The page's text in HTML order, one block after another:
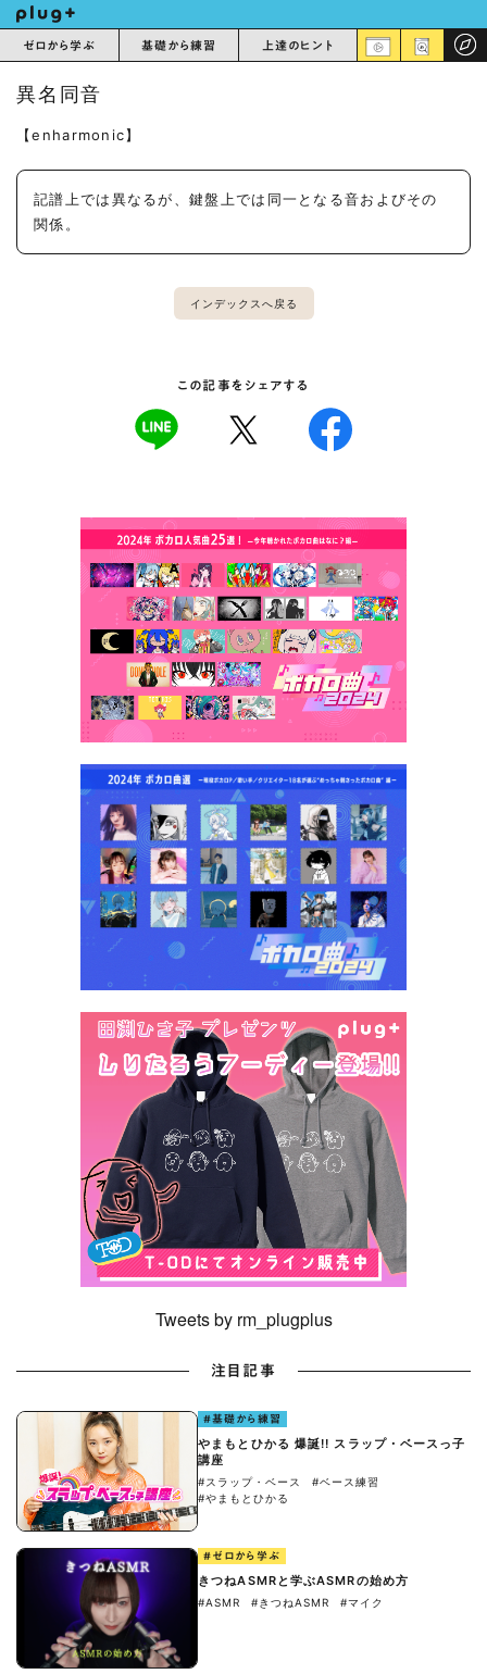
ゼロから学ぶ 基礎から練習 上達のヒント
異名同音
【enharmonic】
記譜上では異なるが、鍵盤上では同一となる音およびその
関係。
インデックスへ戻る
この記事をシェアする
Tweets by rm_plugplus
注目記事
#基礎から練習
やまもとひかる 爆誕!! スラップ・ベースっ子
講座
#スラップ・ベース
#ベース練習
#やまもとひかる
#ゼロから学ぶ
きつねASMRと学ぶASMRの始め方
#ASMR #きつねASMR #マイク